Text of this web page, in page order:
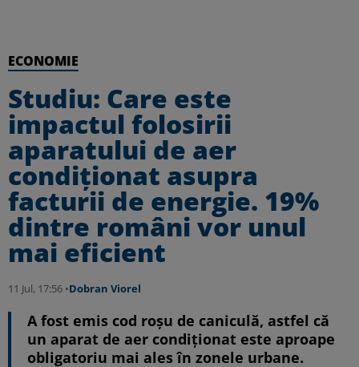
ECONOMIE
Studiu: Care este
impactul folosirii
aparatului de aer
condiţionat asupra
facturii de energie. 19%
dintre români vor unul
mai eficient
11 Jul, 17:56 •Dobran Viorel
A fost emis cod roşu de caniculă, astfel că
un aparat de aer condiţionat este aproape
obligatoriu mai ales în zonele urbane.